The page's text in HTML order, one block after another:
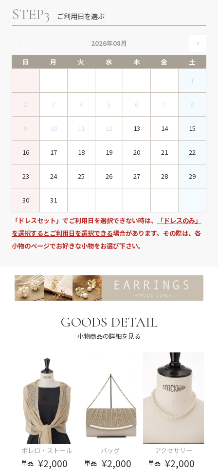
STEP3 ご利用日を選ぶ
2026年08月
日
月 火 水 木 金
土
1
2 3 4 5 6 7 8
9 10 11 12 13 14 15
16 17 18 19 20 21 22
23 24 25 26 27 28 29
30 31
「ドレスセット」でご利用日を選択できない時は、
「ドレスのみ」
を選択するとご利用日を選択できる場合があります。その際は、各
小物のページでお好きな小物をお選び下さい。
GOODS DETAIL
小物商品の詳細を見る
ボレロ・ストール
単品 ¥2,000
バッグ
単品 ¥2,000
アクセサリー
単品 ¥2,000